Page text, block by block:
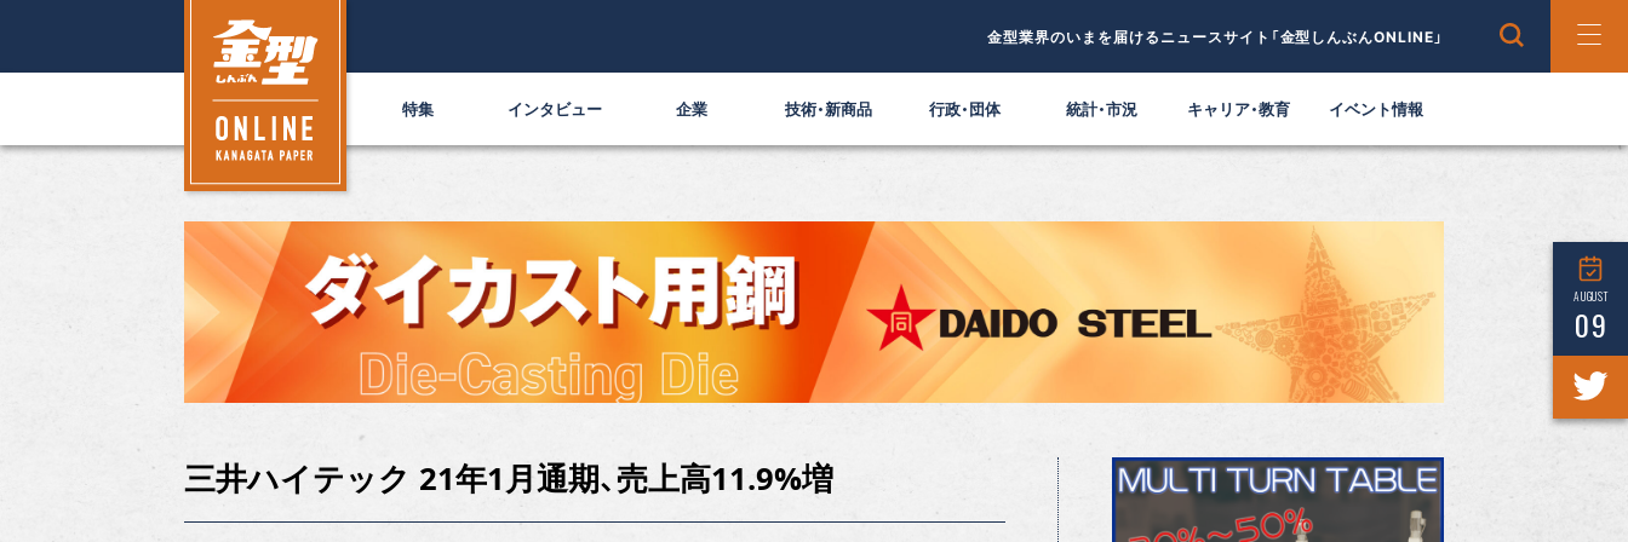
金型業界のいまを届けるニュースサイト「金型しんぶんONLINE」
特集 インタビュー 企業 技術・新商品 行政・団体 統計・市況 キャリア・教育 イベント情報
AUGUST
09
三井ハイテック 21年1月通期、売上高11.9%増